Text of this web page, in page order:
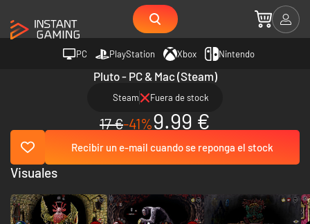
PC PlayStation Xbox Nintendo
Pluto - PC & Mac (Steam)
Steam Fuera de stock
17 €-41%9.99 €
Recibir un e-mail cuando se reponga el stock
Visuales